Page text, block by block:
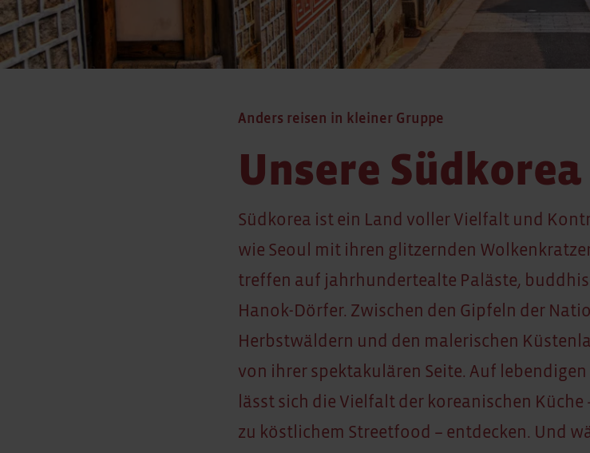
Anders reisen in kleiner Gruppe
Unsere
Südkorea ist ein Land voller Vielfalt und
wie Seoul mit ihren glitzernden
treffen auf jahrhundertealte Paläste,
Hanok-Dörfer. Zwischen den Gipfeln der
Herbstwäldern und den malerischen
von ihrer spektakulären Seite. Auf
lässt sich die Vielfalt der koreanischen
zu köstlichem Streetfood – entdecken. Und